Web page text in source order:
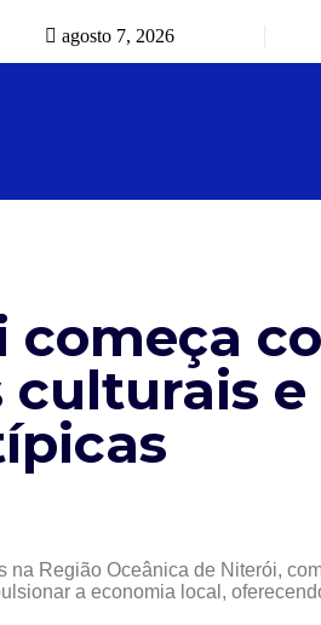
agosto 7, 2026
começa
culturais
Região Oceânica de Niterói,
a economia local,